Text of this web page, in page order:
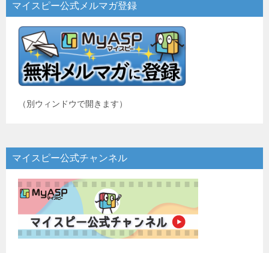
マイスピー公式メルマガ登録
（別ウィンドウで開きます）
マイスピー公式チャンネル